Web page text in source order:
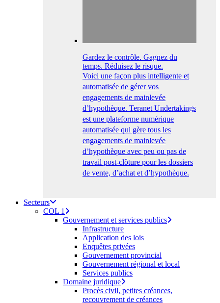
Gardez le contrôle. Gagnez du
temps. Réduisez le risque.
Voici une façon plus intelligente et
automatisée de gérer vos
engagements de mainlevée
d’hypothèque. Teranet Undertakings
est une plateforme numérique
automatisée qui gère tous les
engagements de mainlevée
d’hypothèque avec peu ou pas de
travail post-clôture pour les dossiers
de vente, d’achat et d’hypothèque.
Secteurs
COL 1
Gouvernement et services publics
Infrastructure
Application des lois
Enquêtes privées
Gouvernement provincial
Gouvernement régional et local
Services publics
Domaine juridique
Procès civil, petites créances,
recouvrement de créances